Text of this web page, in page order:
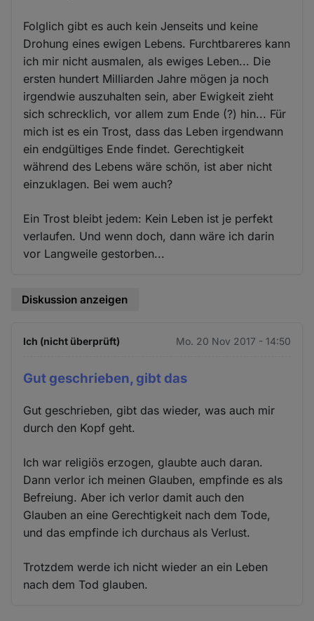
Folglich gibt es auch kein Jenseits und keine
Drohung eines ewigen Lebens. Furchtbareres kann
ich mir nicht ausmalen, als ewiges Leben... Die
ersten hundert Milliarden Jahre mögen ja noch
irgendwie auszuhalten sein, aber Ewigkeit zieht
sich schrecklich, vor allem zum Ende (?) hin... Für
mich ist es ein Trost, dass das Leben irgendwann
ein endgültiges Ende findet. Gerechtigkeit
während des Lebens wäre schön, ist aber nicht
einzuklagen. Bei wem auch?
Ein Trost bleibt jedem: Kein Leben ist je perfekt
verlaufen. Und wenn doch, dann wäre ich darin
vor Langweile gestorben...
Diskussion anzeigen
Ich (nicht überprüft) Mo. 20 Nov 2017 - 14:50
Gut geschrieben, gibt das
Gut geschrieben, gibt das wieder, was auch mir
durch den Kopf geht.
Ich war religiös erzogen, glaubte auch daran.
Dann verlor ich meinen Glauben, empfinde es als
Befreiung. Aber ich verlor damit auch den
Glauben an eine Gerechtigkeit nach dem Tode,
und das empfinde ich durchaus als Verlust.
Trotzdem werde ich nicht wieder an ein Leben
nach dem Tod glauben.